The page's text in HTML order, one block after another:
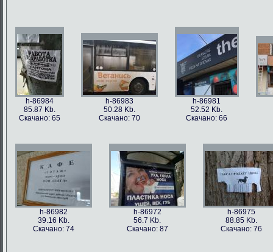
h-86984
85.87 Kb.
Скачано: 65
h-86983
50.28 Kb.
Скачано: 70
h-86981
52.52 Kb.
Скачано: 66
h-86982
39.16 Kb.
Скачано: 74
h-86972
56.7 Kb.
Скачано: 87
h-86975
88.85 Kb.
Скачано: 76